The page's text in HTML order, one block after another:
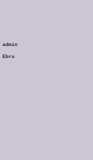
admin
Ebru